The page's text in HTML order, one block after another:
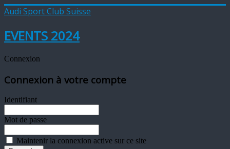
Audi Sport Club Suisse
EVENTS 2024
Connexion
Connexion à votre compte
Identifiant
Mot de passe
Maintenir la connexion active sur ce site